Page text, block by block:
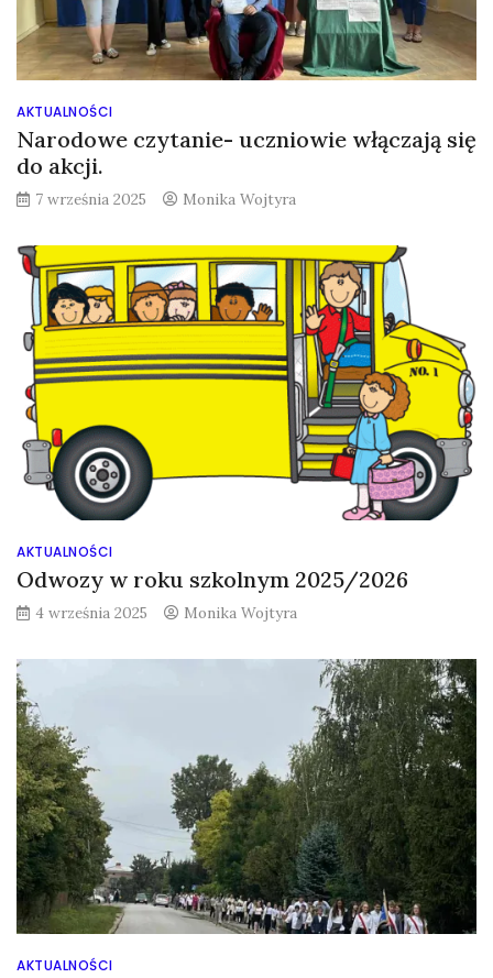
AKTUALNOŚCI
Narodowe czytanie- uczniowie włączają się
do akcji.
7 września 2025 Monika Wojtyra
AKTUALNOŚCI
Odwozy w roku szkolnym 2025/2026
4 września 2025 Monika Wojtyra
AKTUALNOŚCI